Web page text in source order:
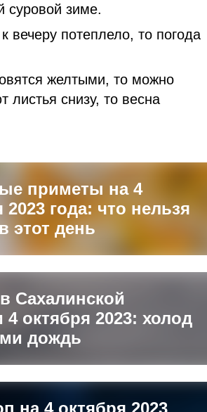
суровой зиме.
вечеру потеплело, то погода
желтыми, то можно
снизу, то весна
приметы на 4
2023 года: что нельзя
этот день
Сахалинской
4 октября 2023: холод
дождь
на 4 октября 2023